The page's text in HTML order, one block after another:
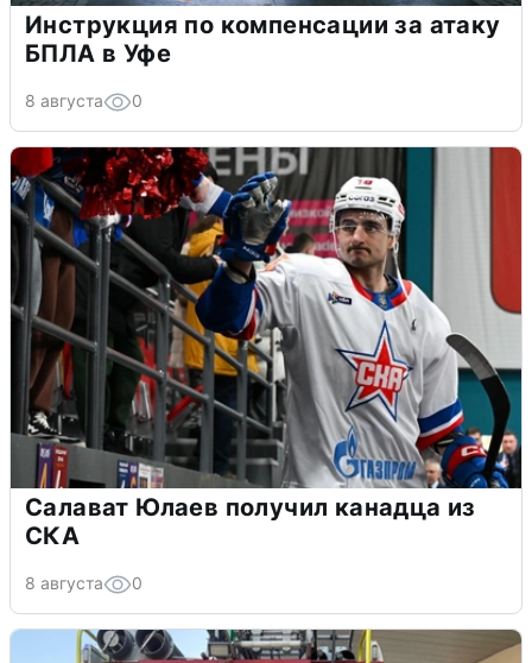
Инструкция по компенсации за атаку
БПЛА в Уфе
8 августа 0
Салават Юлаев получил канадца из
СКА
8 августа 0